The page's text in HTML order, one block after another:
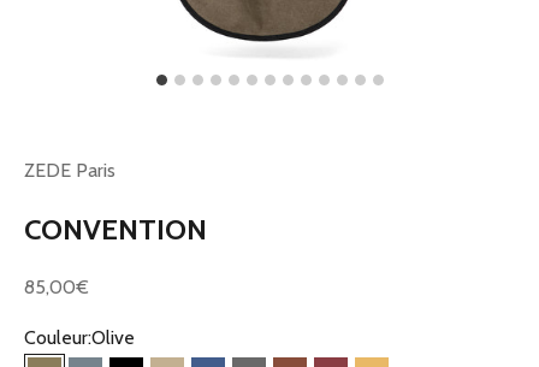
ZEDE Paris
CONVENTION
Prix de vente
85,00€
Couleur:Olive